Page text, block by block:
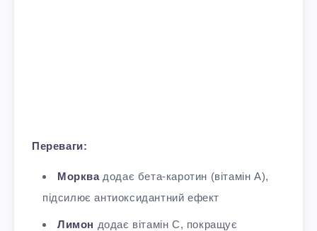
Переваги:
Морквадодає бета-каротин (вітамін А),
підсилює антиоксидантний ефект
Лимон додає вітамін C, покращує